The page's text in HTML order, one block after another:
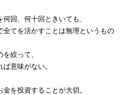
回、何十回ときいても、
てを活かすことは無理というもの
絞って、
意味がない。
を投資することが大切。